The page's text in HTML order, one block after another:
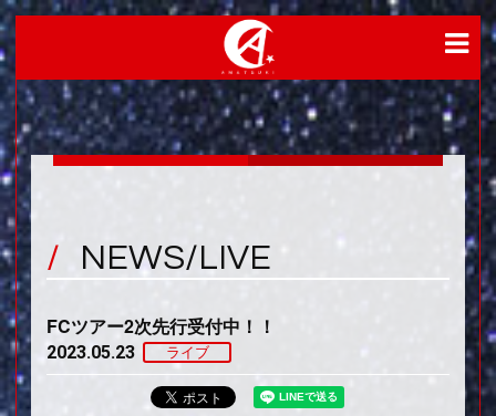
NEWS/LIVE
FCツアー2次先行受付中！！
2023.05.23 ライブ